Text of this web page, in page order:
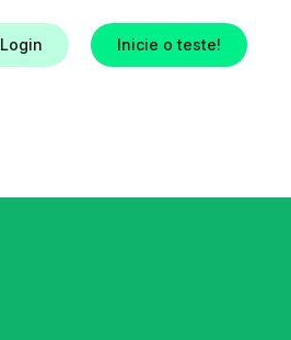
Login Inicie o teste!